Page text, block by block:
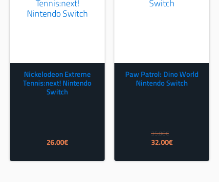
Nickelodeon Extreme
Tennis:next! Nintendo
Switch
26.00€
Paw Patrol: Dino World
Nintendo Switch
35.00€
Izvorna
bila
32.00€Trenutna
je: